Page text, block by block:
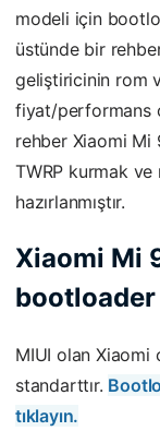
modeli için
üstünde bir
geliştiricinin rom
fiyat/performans
rehber Xiaomi Mi
TWRP kurmak
hazırlanmıştır.
Xiaomi Mi
bootloader
MIUI olan
standarttır.
tıklayın.